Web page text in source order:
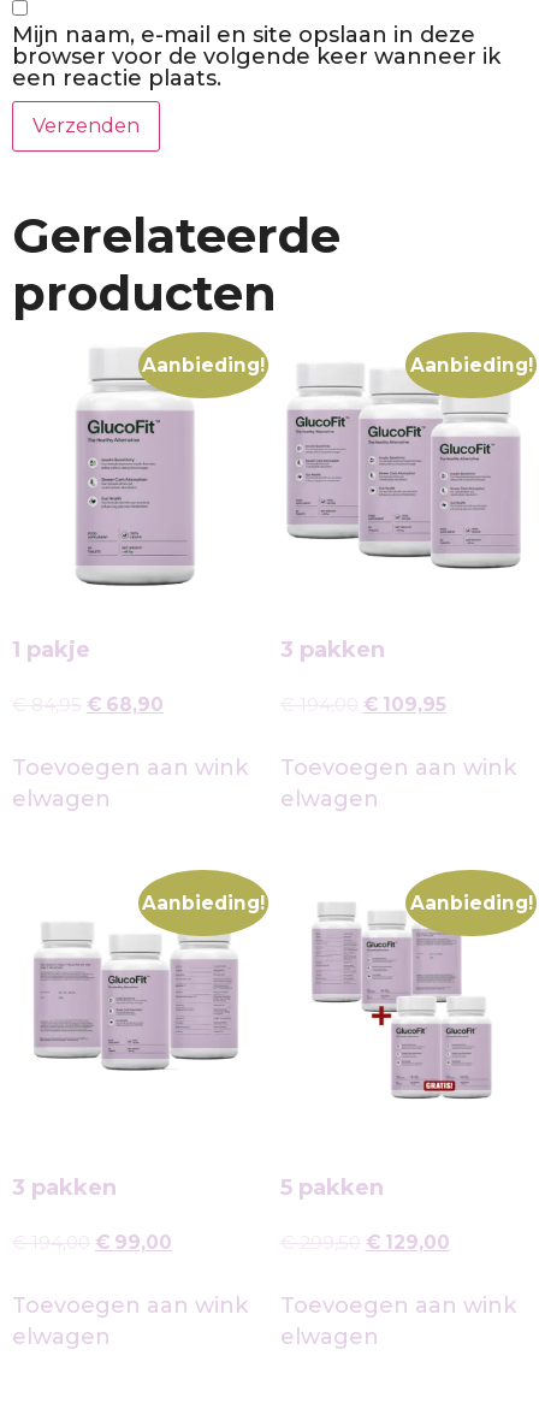
Mijn naam, e-mail en site opslaan in deze
browser voor de volgende keer wanneer ik
een reactie plaats.
Gerelateerde
producten
Aanbieding!
1 pakje
€84,95 € 68,90
Toevoegen aan wink
elwagen
Aanbieding!
3 pakken
€194,00 €109,95
Toevoegen aan wink
elwagen
Aanbieding!
3 pakken
€194,00 € 99,00
Toevoegen aan wink
elwagen
Aanbieding!
5 pakken
€299,50 €129,00
Toevoegen aan wink
elwagen